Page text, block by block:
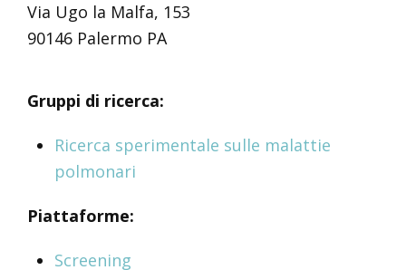
Via Ugo la Malfa, 153
90146 Palermo PA
Gruppi di ricerca:
Ricerca sperimentale sulle malattie
polmonari
Piattaforme:
Screening